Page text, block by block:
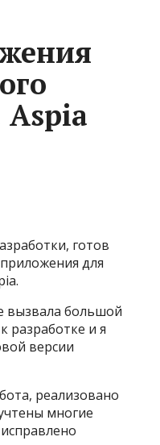
Aspia
готов
для
вызвала большой
разработке и я
версии
реализовано
многие